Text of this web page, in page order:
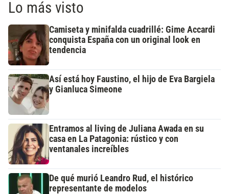
Lo más visto
Camiseta y minifalda cuadrillé: Gime Accardi
conquista España con un original look en
tendencia
Así está hoy Faustino, el hijo de Eva Bargiela
y Gianluca Simeone
Entramos al living de Juliana Awada en su
casa en La Patagonia: rústico y con
ventanales increíbles
De qué murió Leandro Rud, el histórico
representante de modelos